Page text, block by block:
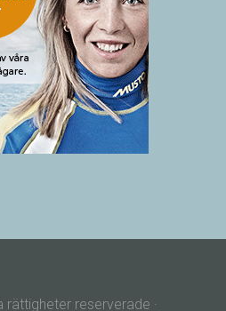
reserverade ·